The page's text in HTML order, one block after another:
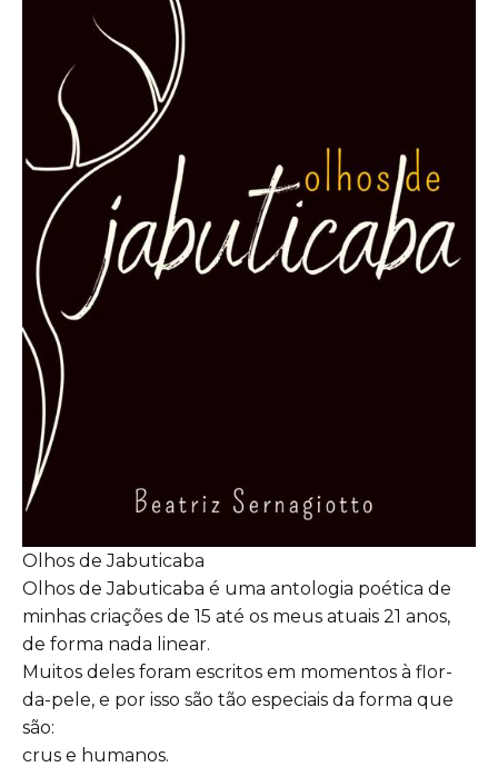
Olhos de Jabuticaba
Olhos de Jabuticaba é uma antologia poética de
minhas criações de 15 até os meus atuais 21 anos,
de forma nada linear.
Muitos deles foram escritos em momentos à flor-
da-pele, e por isso são tão especiais da forma que
são:
crus e humanos.